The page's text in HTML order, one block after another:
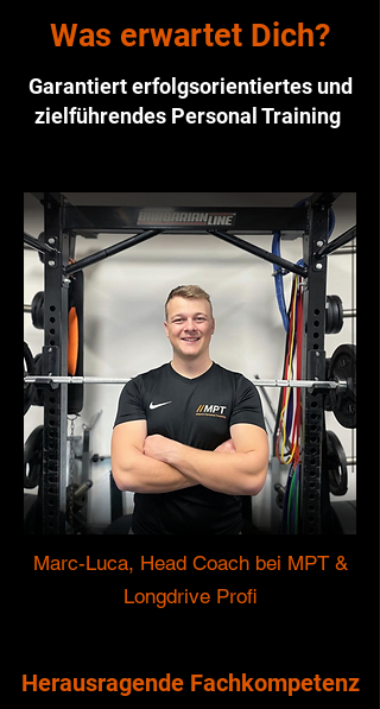
Was erwartet Dich?
Garantiert erfolgsorientiertes und
zielführendes Personal Training
Marc-Luca, Head Coach bei MPT &
Longdrive Profi
Herausragende Fachkompetenz